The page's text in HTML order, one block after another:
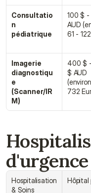
Consultatio
n
pédiatrique
100 $
AUD
61 -
Imagerie
diagnostiqu
e
(Scanner/IR
M)
400 $
$ AUD
732
d'urgence
Hospitalisation
& Soins
Hôpital